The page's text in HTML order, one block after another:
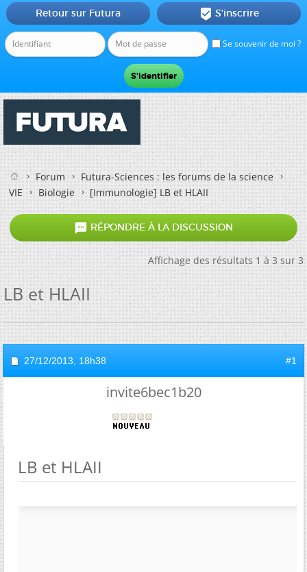
Se souvenir de moi ?
Retour sur Futura  S'inscrire
Forum
Futura-Sciences : les forums de la science
VIE
Biologie [Immunologie]LB et HLAII
 RÉPONDRE À LA DISCUSSION
Affichage des résultats 1 à 3 sur 3
LB et HLAII
27/12/2013, 18h38 #1
invite6bec1b20
LB et HLAII